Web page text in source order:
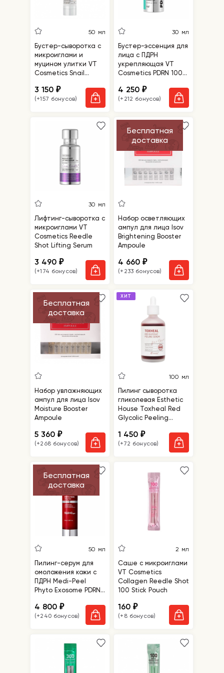
50 мл
Бустер-сыворотка с
микроиглами и
муцином улитки VT
Cosmetics Snail
3 150₽
(+157 бонусов)
30 мл
Бустер-эссенция для
лица с ПДРН
укрепляющая VT
Cosmetics PDRN 100
4 250₽
(+212 бонусов)
30 мл
Лифтинг-сыворотка с
микроиглами VT
Cosmetics Reedle
Shot Lifting Serum
3 490₽
(+174 бонусов)
Бесплатная
доставка
Набор осветляющих
ампул для лица Isov
Brightening Booster
Ampoule
4 660₽
(+233 бонусов)
Бесплатная
доставка
Набор увлажняющих
ампул для лица Isov
Moisture Booster
Ampoule
5 360₽
(+268 бонусов)
ХИТ
100 мл
Пилинг сыворотка
гликолевая Esthetic
House Toxheal Red
Glycolic Peeling
1 450₽
(+72 бонусов)
Бесплатная
доставка
50 мл
Пилинг-серум для
омоложения кожи с
ПДРН Medi-Peel
Phyto Exosome PDRN
4 800₽
(+240 бонусов)
2 мл
Саше с микроиглами
VT Cosmetics
Collagen Reedle Shot
100 Stick Pouch
160₽
(+8 бонусов)